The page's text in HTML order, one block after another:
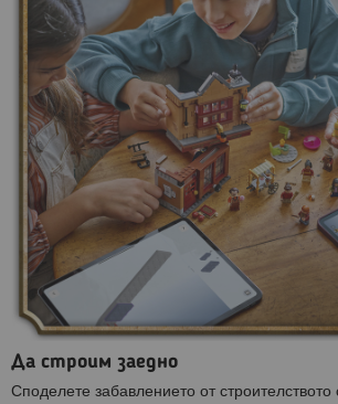
Да строим заедно
Споделете забавлението от строителството